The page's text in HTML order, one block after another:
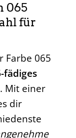
065
für
Farbe 065
fädiges
Mit einer
dir